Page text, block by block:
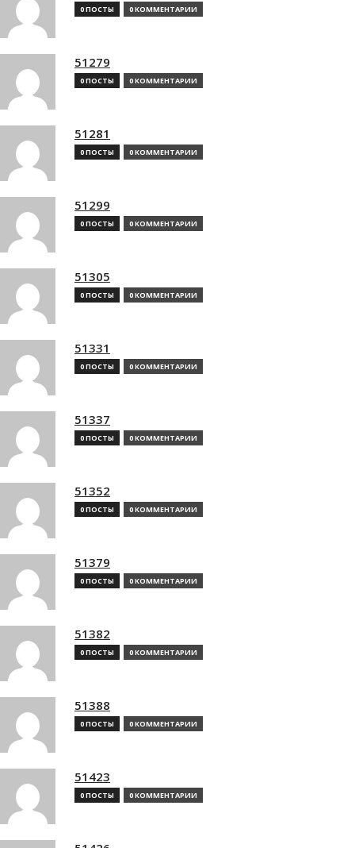
0 ПОСТЫ 0 КОММЕНТАРИИ
51279
0 ПОСТЫ 0 КОММЕНТАРИИ
51281
0 ПОСТЫ 0 КОММЕНТАРИИ
51299
0 ПОСТЫ 0 КОММЕНТАРИИ
51305
0 ПОСТЫ 0 КОММЕНТАРИИ
51331
0 ПОСТЫ 0 КОММЕНТАРИИ
51337
0 ПОСТЫ 0 КОММЕНТАРИИ
51352
0 ПОСТЫ 0 КОММЕНТАРИИ
51379
0 ПОСТЫ 0 КОММЕНТАРИИ
51382
0 ПОСТЫ 0 КОММЕНТАРИИ
51388
0 ПОСТЫ 0 КОММЕНТАРИИ
51423
0 ПОСТЫ 0 КОММЕНТАРИИ